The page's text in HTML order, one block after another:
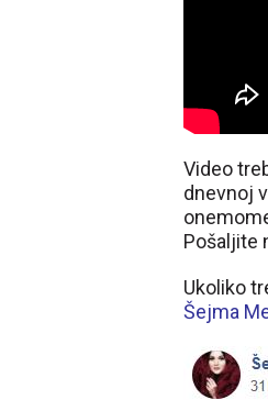
Video
dnevnoj
Pošaljite
Ukoliko
Šejma